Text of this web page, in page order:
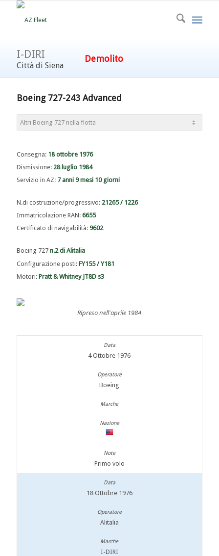
I-DIRI
Città di Siena
Demolito
Boeing 727-243 Advanced
Consegna: 18 ottobre 1976
Dismissione: 28 luglio 1984
Servizio in AZ: 7 anni 9 mesi 10 giorni
N.di costruzione/progressivo: 21265 / 1226
Immatricolazione RAN: 6655
Certificato di navigabilità: 9602
Boeing 727 n.2 di Alitalia
Configurazione posti: FY155 / Y181
Motori: Pratt & Whitney JT8D s3
Ripreso nell'aprile 1984
4 Ottobre 1976
Boeing
Primo volo
18 Ottobre 1976
Alitalia
I-DIRI